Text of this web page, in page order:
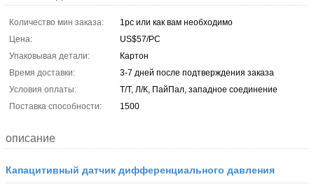
Количество мин заказа:
1pc или как вам необходимо
Цена:
US$57/PC
Упаковывая детали:
Картон
Время доставки:
3-7 дней после подтверждения заказа
Условия оплаты:
Т/Т, Л/К, ПайПал, западное соединение
Поставка способности:
1500
описание
Капацитивный датчик дифференциального давления